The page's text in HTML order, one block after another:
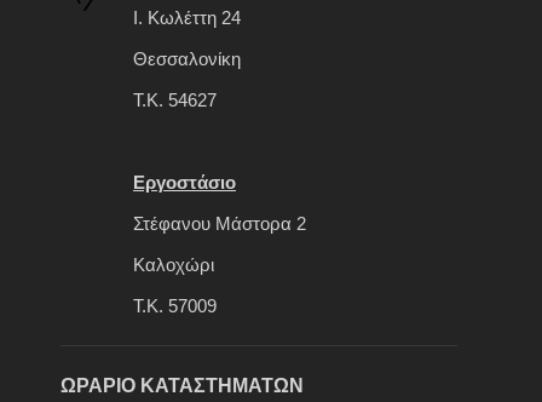
Ι. Κωλέττη 24
Θεσσαλονίκη
Τ.Κ. 54627
Εργοστάσιο
Στέφανου Μάστορα 2
Καλοχώρι
Τ.Κ. 57009
ΩΡΑΡΙΟ ΚΑΤΑΣΤΗΜΑΤΩΝ